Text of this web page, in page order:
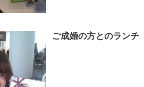
ご成婚の方とのランチ